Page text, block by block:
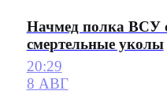
Начмед полка ВСУ
смертельные уколы
20:29
8 АВГ